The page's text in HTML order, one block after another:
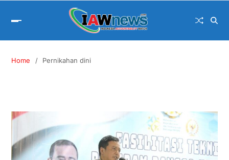
Home Pernikahan dini